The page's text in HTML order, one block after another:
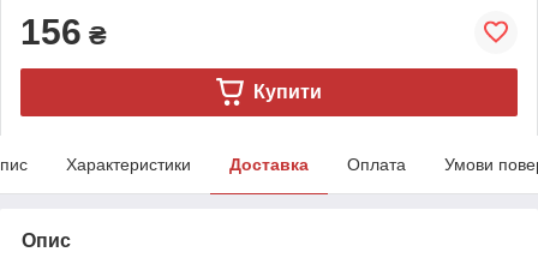
156 ₴
Купити
Характеристики Доставка Оплата Умови
Опис